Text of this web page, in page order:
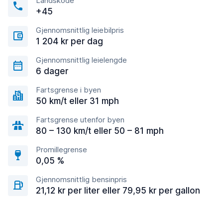
+45
Gjennomsnittlig leiebilpris
1 204 kr per dag
Gjennomsnittlig leielengde
6 dager
Fartsgrense i byen
50 km/t eller 31 mph
Fartsgrense utenfor byen
80 – 130 km/t eller 50 – 81 mph
Promillegrense
0,05 %
Gjennomsnittlig bensinpris
21,12 kr per liter eller 79,95 kr per gallon